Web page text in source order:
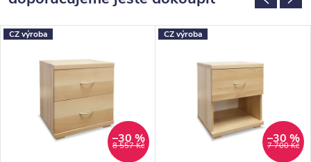
CZ výroba
8 557 Kč
–30 %
CZ výroba
7 700 Kč
–30 %